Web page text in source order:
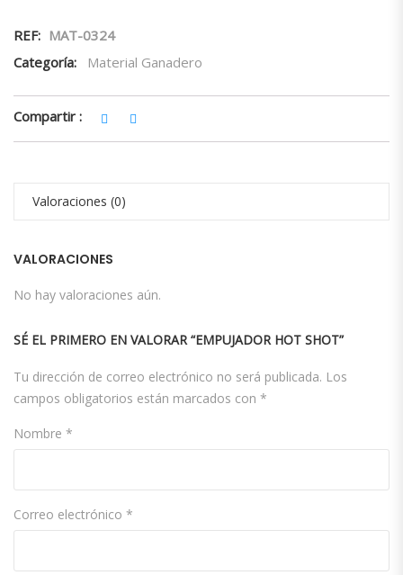
REF: MAT-0324
Categoría:
Material Ganadero
Compartir :
Valoraciones (0)
VALORACIONES
No hay valoraciones aún.
SÉ EL PRIMERO EN VALORAR “EMPUJADOR HOT SHOT”
Tu dirección de correo electrónico no será publicada. Los
campos obligatorios están marcados con *
Nombre *
Correo electrónico *